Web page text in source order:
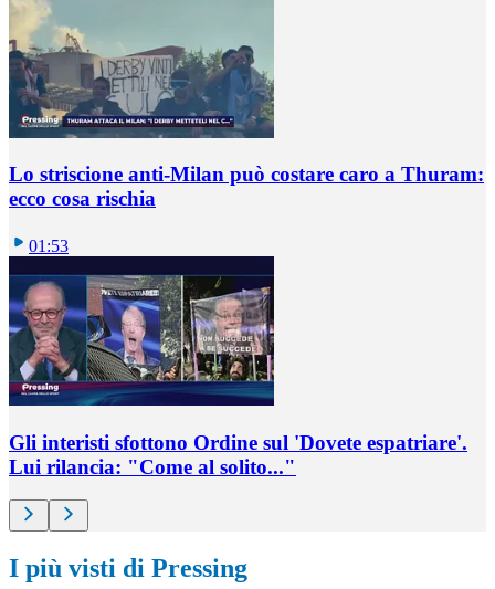
Lo striscione anti-Milan può costare caro a Thuram:
ecco cosa rischia
01:53
Gli interisti sfottono Ordine sul 'Dovete espatriare'.
Lui rilancia: "Come al solito..."
I più visti di Pressing